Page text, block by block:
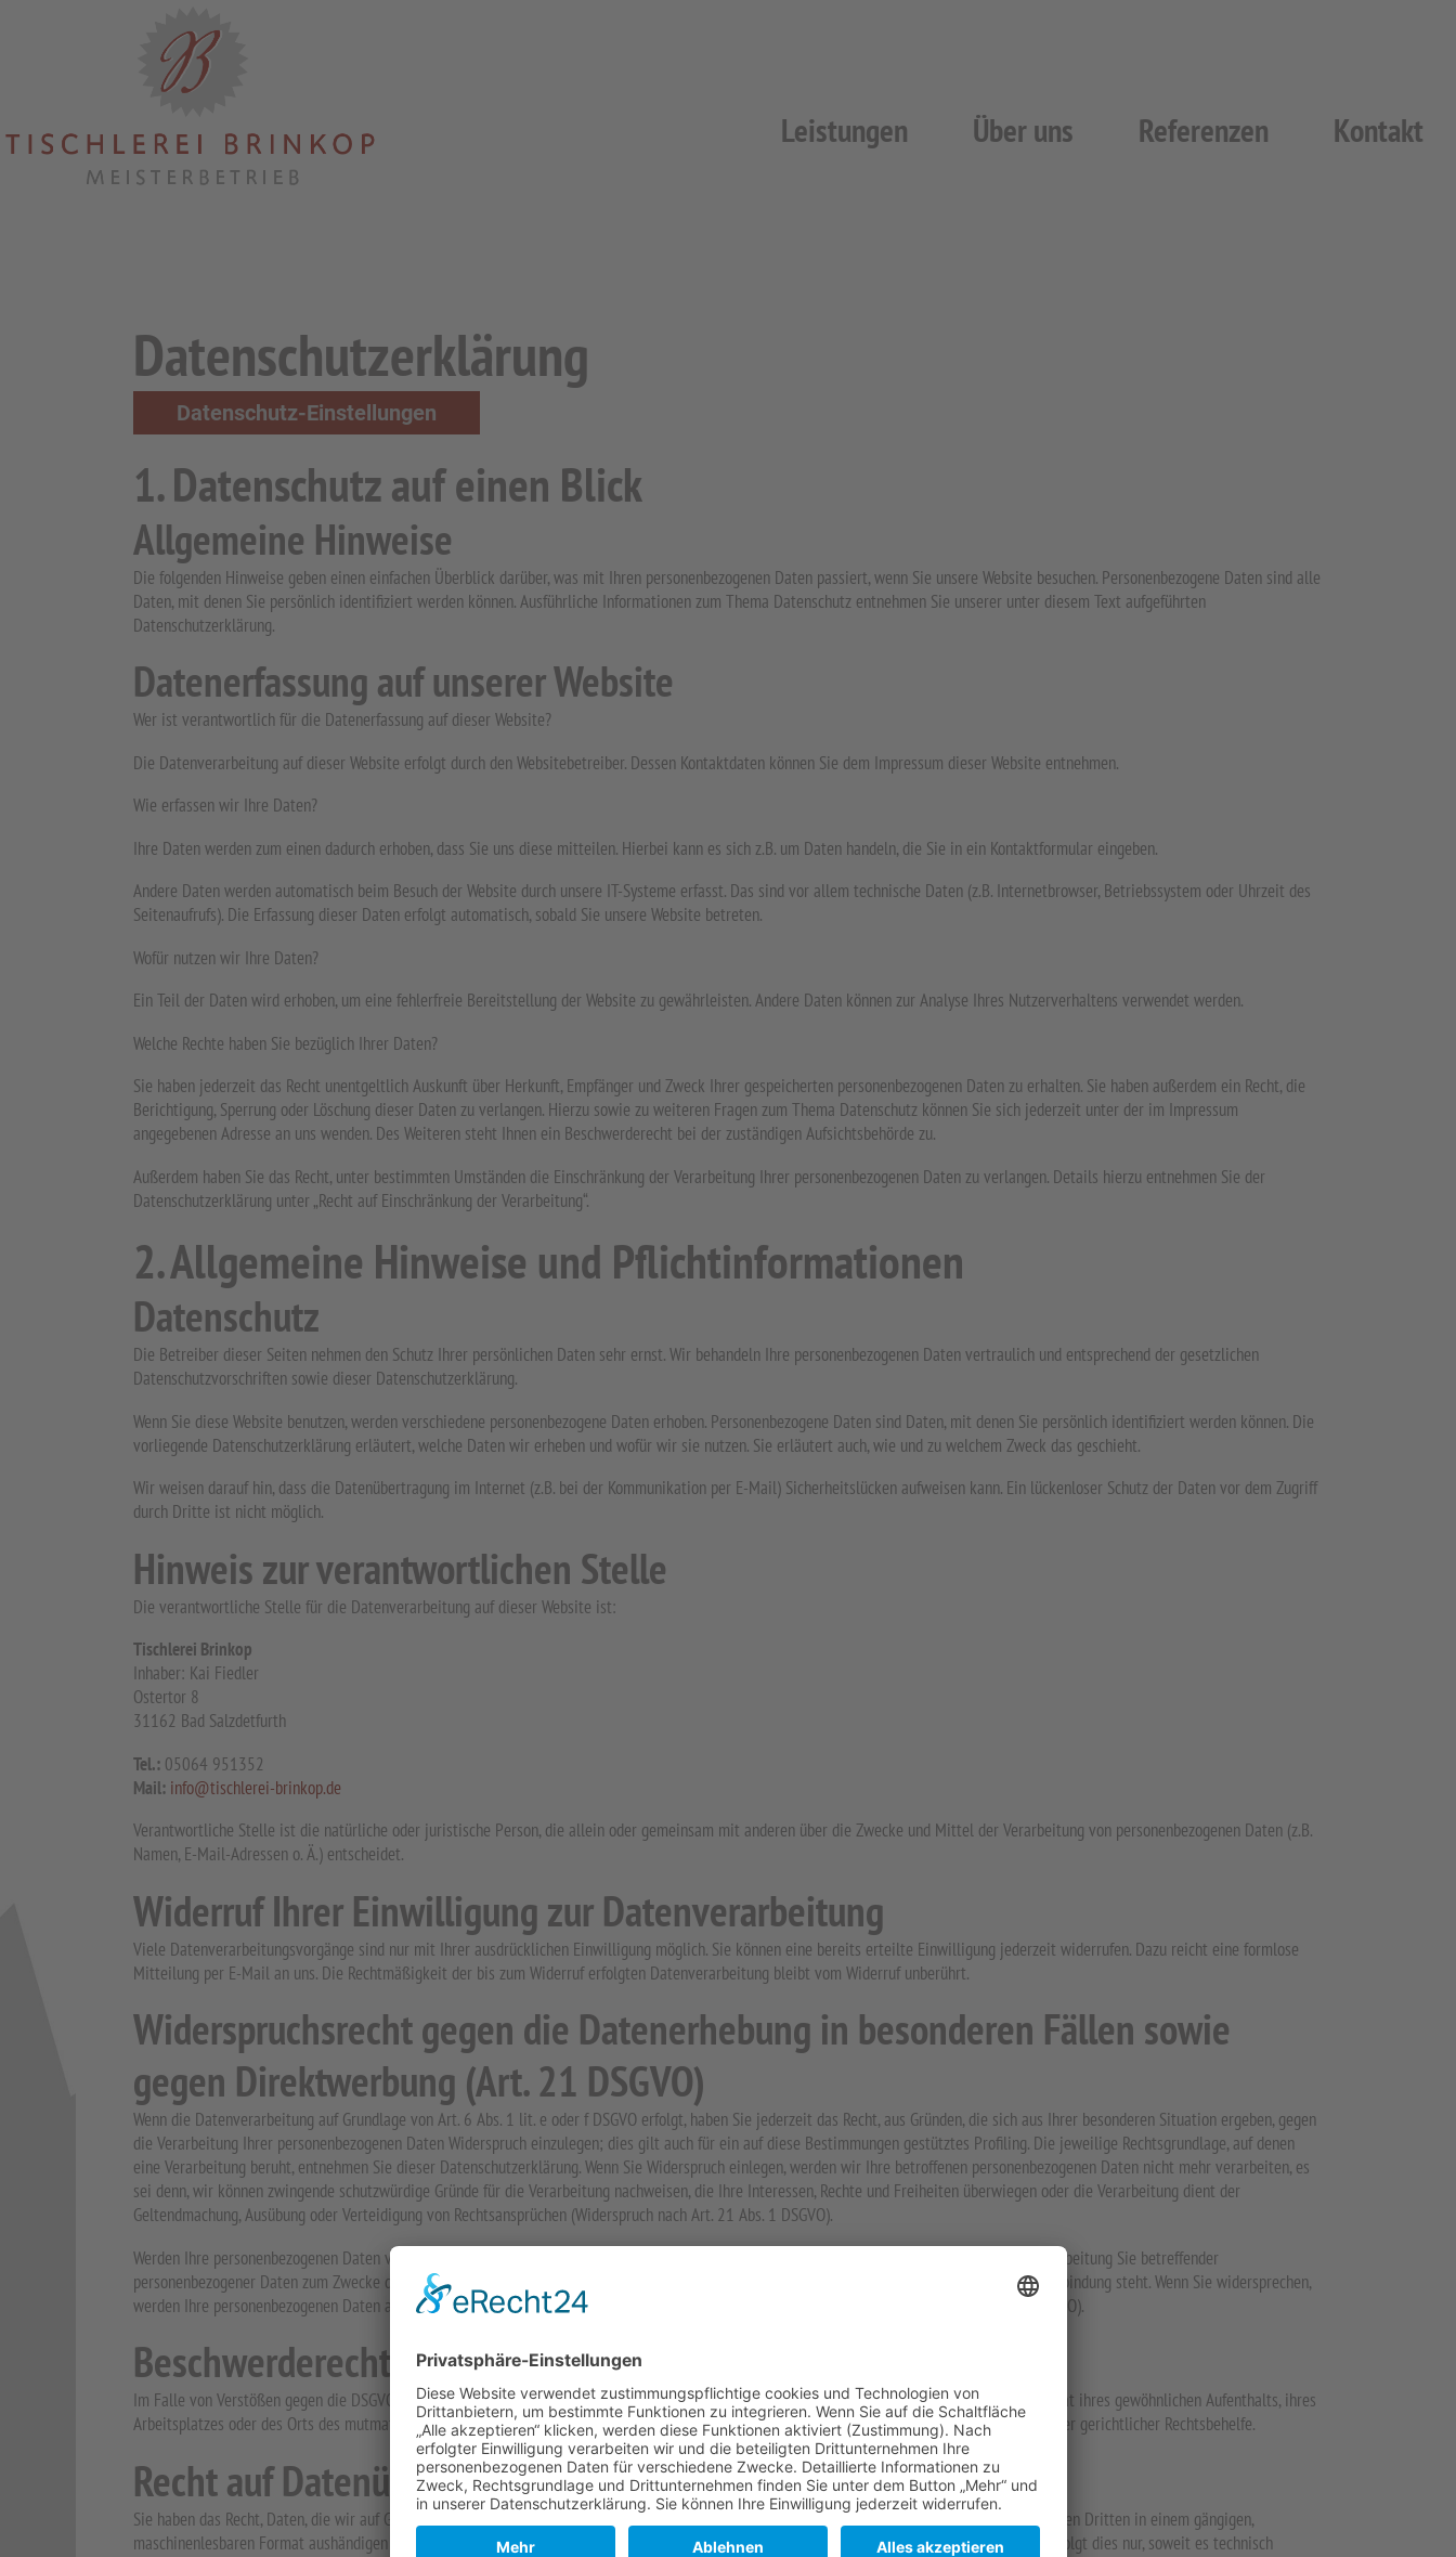
Leistungen Über uns Referenzen Kontakt
Datenschutzerklärung
Datenschutz-Einstellungen
1. Datenschutz auf einen Blick
Allgemeine Hinweise
Die folgenden Hinweise geben einen einfachen Überblick darüber, was mit Ihren personenbezogenen Daten passiert, wenn Sie unsere Website besuchen. Personenbezogene Daten sind alle
Daten, mit denen Sie persönlich identifiziert werden können. Ausführliche Informationen zum Thema Datenschutz entnehmen Sie unserer unter diesem Text aufgeführten
Datenschutzerklärung.
Datenerfassung auf unserer Website
Wer ist verantwortlich für die Datenerfassung auf dieser Website?
Die Datenverarbeitung auf dieser Website erfolgt durch den Websitebetreiber. Dessen Kontaktdaten können Sie dem Impressum dieser Website entnehmen.
Wie erfassen wir Ihre Daten?
Ihre Daten werden zum einen dadurch erhoben, dass Sie uns diese mitteilen. Hierbei kann es sich z.B. um Daten handeln, die Sie in ein Kontaktformular eingeben.
Andere Daten werden automatisch beim Besuch der Website durch unsere IT-Systeme erfasst. Das sind vor allem technische Daten (z.B. Internetbrowser, Betriebssystem oder Uhrzeit des
Seitenaufrufs). Die Erfassung dieser Daten erfolgt automatisch, sobald Sie unsere Website betreten.
Wofür nutzen wir Ihre Daten?
Ein Teil der Daten wird erhoben, um eine fehlerfreie Bereitstellung der Website zu gewährleisten. Andere Daten können zur Analyse Ihres Nutzerverhaltens verwendet werden.
Welche Rechte haben Sie bezüglich Ihrer Daten?
Sie haben jederzeit das Recht unentgeltlich Auskunft über Herkunft, Empfänger und Zweck Ihrer gespeicherten personenbezogenen Daten zu erhalten. Sie haben außerdem ein Recht, die
Berichtigung, Sperrung oder Löschung dieser Daten zu verlangen. Hierzu sowie zu weiteren Fragen zum Thema Datenschutz können Sie sich jederzeit unter der im Impressum
angegebenen Adresse an uns wenden. Des Weiteren steht Ihnen ein Beschwerderecht bei der zuständigen Aufsichtsbehörde zu.
Außerdem haben Sie das Recht, unter bestimmten Umständen die Einschränkung der Verarbeitung Ihrer personenbezogenen Daten zu verlangen. Details hierzu entnehmen Sie der
Datenschutzerklärung unter „Recht auf Einschränkung der Verarbeitung“.
2. Allgemeine Hinweise und Pflichtinformationen
Datenschutz
Die Betreiber dieser Seiten nehmen den Schutz Ihrer persönlichen Daten sehr ernst. Wir behandeln Ihre personenbezogenen Daten vertraulich und entsprechend der gesetzlichen
Datenschutzvorschriften sowie dieser Datenschutzerklärung.
Wenn Sie diese Website benutzen, werden verschiedene personenbezogene Daten erhoben. Personenbezogene Daten sind Daten, mit denen Sie persönlich identifiziert werden können. Die
vorliegende Datenschutzerklärung erläutert, welche Daten wir erheben und wofür wir sie nutzen. Sie erläutert auch, wie und zu welchem Zweck das geschieht.
Wir weisen darauf hin, dass die Datenübertragung im Internet (z.B. bei der Kommunikation per E-Mail) Sicherheitslücken aufweisen kann. Ein lückenloser Schutz der Daten vor dem Zugriff
durch Dritte ist nicht möglich.
Hinweis zur verantwortlichen Stelle
Die verantwortliche Stelle für die Datenverarbeitung auf dieser Website ist:
Tischlerei Brinkop
Inhaber: Kai Fiedler
Ostertor 8
31162 Bad Salzdetfurth
Tel.:05064 951352
Mail: info@tischlerei-brinkop.de
Verantwortliche Stelle ist die natürliche oder juristische Person, die allein oder gemeinsam mit anderen über die Zwecke und Mittel der Verarbeitung von personenbezogenen Daten (z.B.
Namen, E-Mail-Adressen o. Ä.) entscheidet.
Widerruf Ihrer Einwilligung zur Datenverarbeitung
Viele Datenverarbeitungsvorgänge sind nur mit Ihrer ausdrücklichen Einwilligung möglich. Sie können eine bereits erteilte Einwilligung jederzeit widerrufen. Dazu reicht eine formlose
Mitteilung per E-Mail an uns. Die Rechtmäßigkeit der bis zum Widerruf erfolgten Datenverarbeitung bleibt vom Widerruf unberührt.
Widerspruchsrecht gegen die Datenerhebung in besonderen Fällen sowie
gegen Direktwerbung (Art. 21 DSGVO)
Wenn die Datenverarbeitung auf Grundlage von Art. 6 Abs. 1 lit. e oder f DSGVO erfolgt, haben Sie jederzeit das Recht, aus Gründen, die sich aus Ihrer besonderen Situation ergeben, gegen
die Verarbeitung Ihrer personenbezogenen Daten Widerspruch einzulegen; dies gilt auch für ein auf diese Bestimmungen gestütztes Profiling. Die jeweilige Rechtsgrundlage, auf denen
eine Verarbeitung beruht, entnehmen Sie dieser Datenschutzerklärung. Wenn Sie Widerspruch einlegen, werden wir Ihre betroffenen personenbezogenen Daten nicht mehr verarbeiten, es
sei denn, wir können zwingende schutzwürdige Gründe für die Verarbeitung nachweisen, die Ihre Interessen, Rechte und Freiheiten überwiegen oder die Verarbeitung dient der
Geltendmachung, Ausübung oder Verteidigung von Rechtsansprüchen (Widerspruch nach Art. 21 Abs. 1 DSGVO).
Werden Ihre personenbezogenen Daten verarbeitet, um Direktwerbung zu betreiben, so haben Sie das Recht, jederzeit Widerspruch gegen die Verarbeitung Sie betreffender
personenbezogener Daten zum Zwecke derartiger Werbung einzulegen; dies gilt auch für das Profiling, soweit es mit solcher Direktwerbung in Verbindung steht. Wenn Sie widersprechen,
werden Ihre personenbezogenen Daten anschließend nicht mehr zum Zwecke der Direktwerbung verwendet (Widerspruch nach Art. 21 Abs. 2 DSGVO).
Beschwerderecht bei der zuständigen Aufsichtsbehörde
Im Falle von Verstößen gegen die DSGVO steht den Betroffenen ein Beschwerderecht bei einer Aufsichtsbehörde, insbesondere in dem Mitgliedstaat ihres gewöhnlichen Aufenthalts, ihres
Arbeitsplatzes oder des Orts des mutmaßlichen Verstoßes zu. Das Beschwerderecht besteht unbeschadet anderweitiger verwaltungsrechtlicher oder gerichtlicher Rechtsbehelfe.
Recht auf Datenübertragbarkeit
Sie haben das Recht, Daten, die wir auf Grundlage Ihrer Einwilligung oder in Erfüllung eines Vertrags automatisiert verarbeiten, an sich oder an einen Dritten in einem gängigen,
maschinenlesbaren Format aushändigen zu lassen. Sofern Sie die direkte Übertragung der Daten an einen anderen Verantwortlichen verlangen, erfolgt dies nur, soweit es technisch